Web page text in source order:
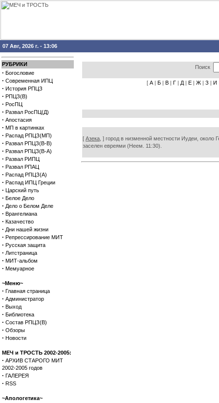
07 Авг, 2026 г. - 13:06
РУБРИКИ
· Богословие
· Современная ИПЦ
· История РПЦЗ
· РПЦЗ(В)
· РосПЦ
· Развал РосПЦ(Д)
· Апостасия
· МП в картинках
· Распад РПЦЗ(МП)
· Развал РПЦЗ(В-В)
· Развал РПЦЗ(В-А)
· Развал РИПЦ
· Развал РПАЦ
· Распад РПЦЗ(А)
· Распад ИПЦ Греции
· Царский путь
· Белое Дело
· Дело о Белом Деле
· Врангелиана
· Казачество
· Дни нашей жизни
· Репрессирование МИТ
· Русская защита
· Литстраница
· МИТ-альбом
· Мемуарное
~Меню~
· Главная страница
· Администратор
· Выход
· Библиотека
· Состав РПЦЗ(В)
· Обзоры
· Новости
МЕЧ и ТРОСТЬ 2002-2005:
· АРХИВ СТАРОГО МИТ
2002-2005 годов
· ГАЛЕРЕЯ
· RSS
~Апологетика~
Поиск
[ А | Б | В | Г | Д | Е | Ж | З | И
[ Азека, ] город в низменной местности Иудеи,
заселен евреями (Неем. 11:30).